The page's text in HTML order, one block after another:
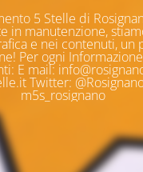
5 Stelle di
in manutenzione,
e nei contenuti, un
Per ogni Informazione
E mail:
Twitter:
m5s_rosignano